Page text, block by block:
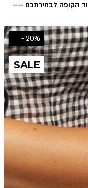
הקופה לבחירתכם —–
20% -
SALE